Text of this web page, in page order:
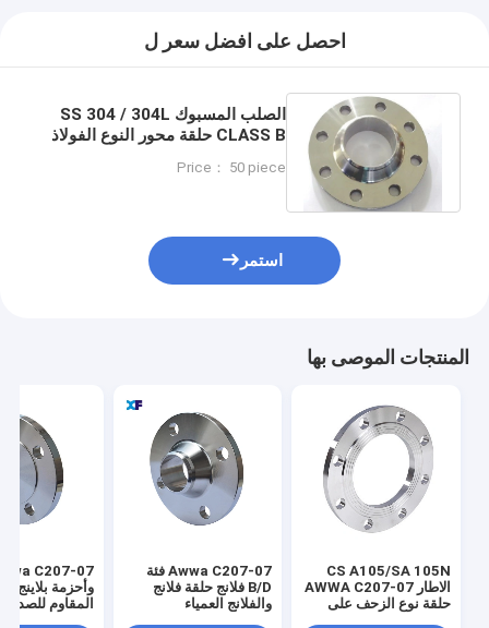
احصل على افضل سعر ل
الصلب المسبوك SS 304 / 304L
CLASS B حلقة محور النوع الفولاذ
Price： 50 piece
استمر
المنتجات الموصى بها
CS A105/SA 105N
الاطار AWWA C207-07
حلقة نوع الزحف على
Awwa C207-07 فئة
B/D فلانج حلقة فلانج
والفلانج العمياء
وأحزمة بلاينج